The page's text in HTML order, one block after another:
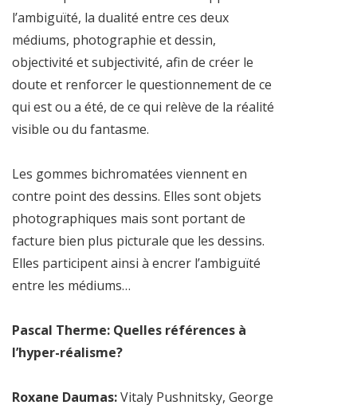
l’ambiguïté, la dualité entre ces deux
médiums, photographie et dessin,
objectivité et subjectivité, afin de créer le
doute et renforcer le questionnement de ce
qui est ou a été, de ce qui relève de la réalité
visible ou du fantasme.
Les gommes bichromatées viennent en
contre point des dessins. Elles sont objets
photographiques mais sont portant de
facture bien plus picturale que les dessins.
Elles participent ainsi à encrer l’ambiguïté
entre les médiums…
Pascal Therme: Quelles références à
l’hyper-réalisme?
Roxane Daumas:Vitaly Pushnitsky, George